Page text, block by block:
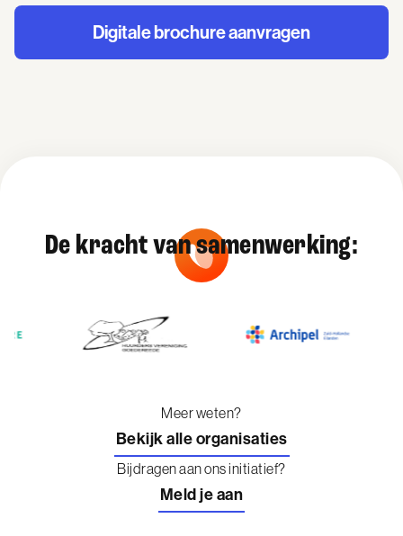
De kracht van samenwerking:
Meer weten?
Bekijk alle organisaties
Bijdragen aan ons initiatief?
Meld je aan